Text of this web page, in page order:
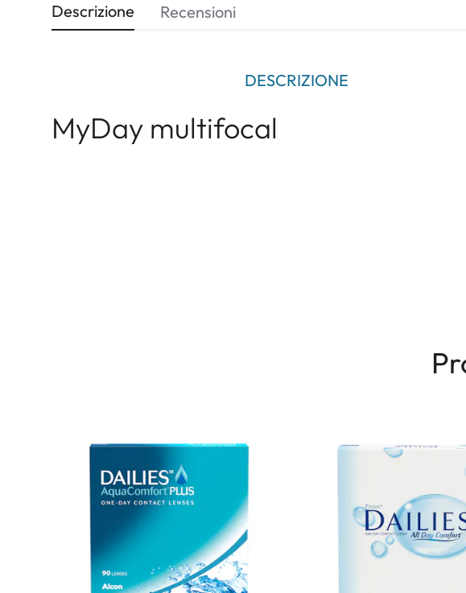
Descrizione
DESCRIZIONE
MyDay multifocal
Recensioni